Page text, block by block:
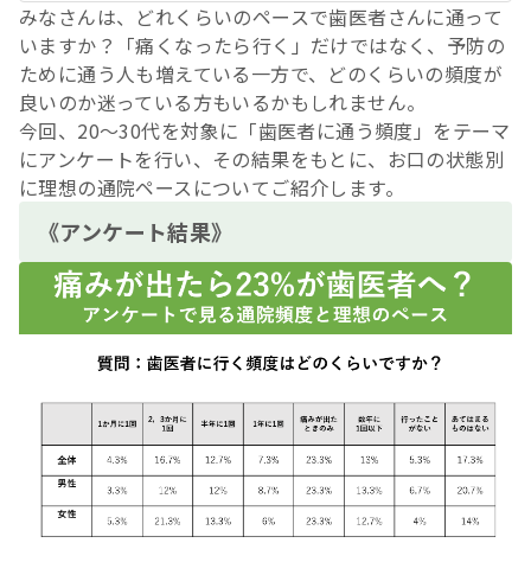
みなさんは、どれくらいのペースで歯医者さんに通って
いますか？「痛くなったら行く」だけではなく、予防の
ために通う人も増えている一方で、どのくらいの頻度が
良いのか迷っている方もいるかもしれません。
今回、20～30代を対象に「歯医者に通う頻度」をテーマ
にアンケートを行い、その結果をもとに、お口の状態別
に理想の通院ペースについてご紹介します。
《アンケート結果》